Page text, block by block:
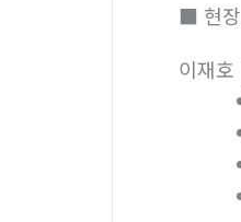
■ 현
이재호